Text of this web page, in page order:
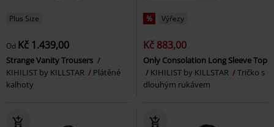
Plus Size
Od Kč 1.439,00
Strange Vanity Trousers
KIHILIST by KILLSTAR
Plátěné
kalhoty
% Výřezy
Kč 883,00
Only Consolation Long Sleeve Top
KIHILIST by KILLSTAR
Tričko s
dlouhým rukávem